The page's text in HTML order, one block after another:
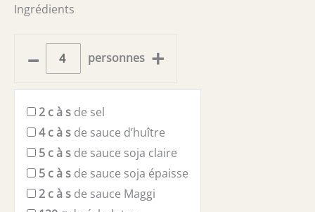
Ingrédients
– personnes +
2 c à s de sel
4 c à s de sauce d’huître
5 c à s de sauce soja claire
5 c à s de sauce soja épaisse
2 c à s de sauce Maggi